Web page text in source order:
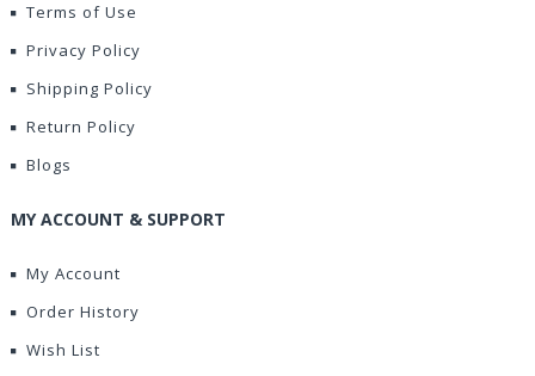
Terms of Use
Privacy Policy
Shipping Policy
Return Policy
Blogs
MY ACCOUNT & SUPPORT
My Account
Order History
Wish List